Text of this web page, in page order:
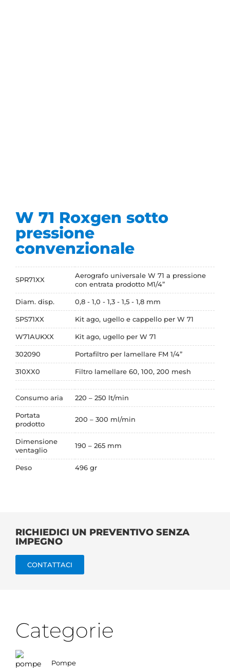
W 71 Roxgen sotto
pressione
convenzionale
SPR71XX
Aerografo universale W 71 a pressione
con entrata prodotto M1/4”
Diam. disp. 0,8 - 1,0 - 1,3 - 1,5 - 1,8 mm
SPS71XX Kit ago, ugello e cappello per W 71
W71AUKXX Kit ago, ugello per W 71
302090 Portafiltro per lamellare FM 1/4”
310XX0 Filtro lamellare 60, 100, 200 mesh
Consumo aria 220 – 250 lt/min
Portata
prodotto
200 – 300 ml/min
Dimensione
ventaglio
190 – 265 mm
Peso 496 gr
RICHIEDICI UN PREVENTIVO SENZA
IMPEGNO
CONTATTACI
Categorie
Pompe